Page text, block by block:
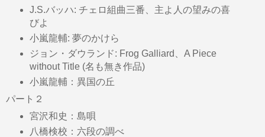
J.S.バッハ: チェロ組曲三番、主よ人の望みの喜
びよ
小嵐龍輔: 夢のかけら
ジョン・ダウランド: Frog Galliard、A Piece
without Title (名も無き作品)
小嵐龍輔：異国の丘
パート２
宮沢和史：島唄
八橋検校：六段の調べ